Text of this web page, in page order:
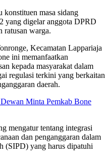
konstituen masa sidang
yang digelar anggota DPRD
ratusan warga.
Kecamatan Lappariaja
ini memanfaatkan
kepada masyarakat dalam
regulasi terkini yang berkaitan
daerah.
Minta Pemkab Bone
mengatur tentang integrasi
dan penganggaran dalam
(SIPD) yang harus dipatuhi